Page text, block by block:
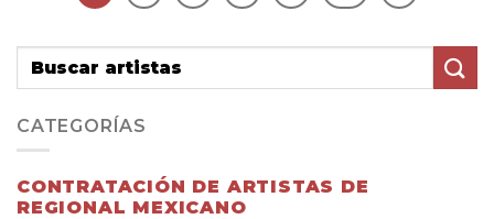
CATEGORÍAS
CONTRATACIÓN DE ARTISTAS DE
REGIONAL MEXICANO